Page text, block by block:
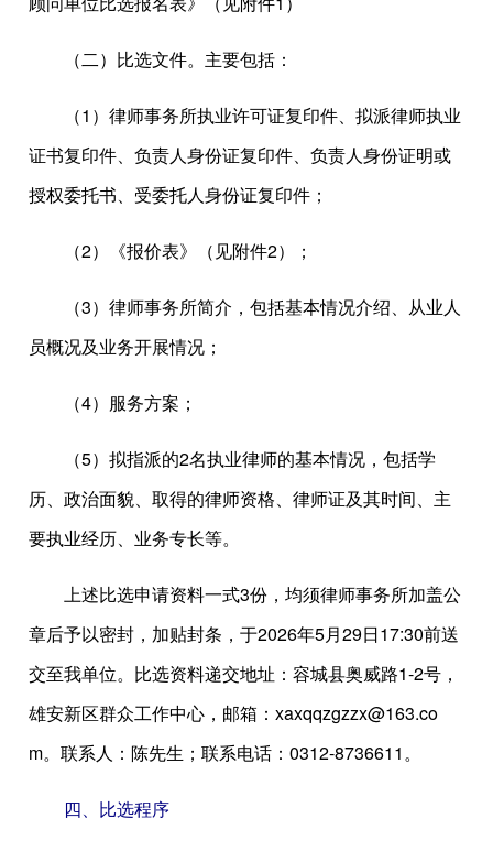
（二）比选文件。主要包括：
（1）律师事务所执业许可证复印件、拟派律师执业
证书复印件、负责人身份证复印件、负责人身份证明或
授权委托书、受委托人身份证复印件；
（2）《报价表》（见附件2）；
（3）律师事务所简介，包括基本情况介绍、从业人
员概况及业务开展情况；
（4）服务方案；
（5）拟指派的2名执业律师的基本情况，包括学
历、政治面貌、取得的律师资格、律师证及其时间、主
要执业经历、业务专长等。
上述比选申请资料一式3份，均须律师事务所加盖公
章后予以密封，加贴封条，于2026年5月29日17:30前送
交至我单位。比选资料递交地址：容城县奥威路1-2号，
雄安新区群众工作中心，邮箱：xaxqqzgzzx@163.co
m。联系人：陈先生；联系电话：0312-8736611。
四、比选程序